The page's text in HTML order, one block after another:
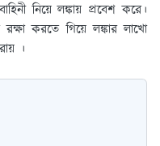
নিয়ে লঙ্কায় প্রবেশ করে।
রক্ষা করতে গিয়ে লঙ্কার লাখো
।